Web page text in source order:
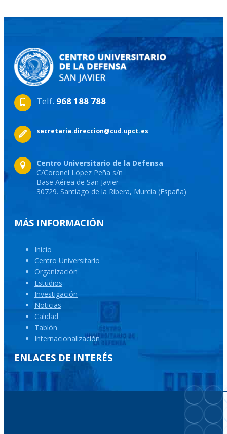
Telf. 968 188 788
secretaria.direccion@cud.upct.es
Centro Universitario de la Defensa
C/Coronel López Peña s/n
Base Aérea de San Javier
30729. Santiago de la Ribera, Murcia (España)
MÁS INFORMACIÓN
Inicio
Centro Universitario
Organización
Estudios
Investigación
Noticias
Calidad
Tablón
Internacionalización
ENLACES DE INTERÉS